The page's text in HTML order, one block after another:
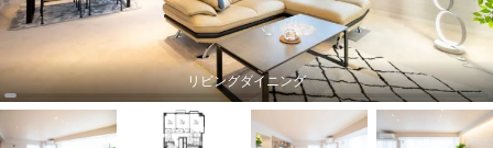
リビングダイニング